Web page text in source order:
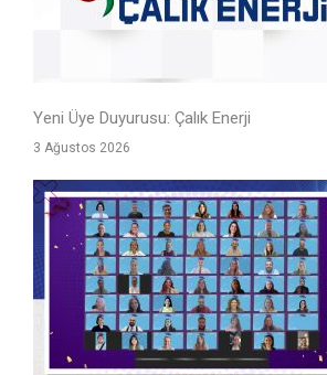
Yeni Üye Duyurusu: Çalık Enerji
3 Ağustos 2026